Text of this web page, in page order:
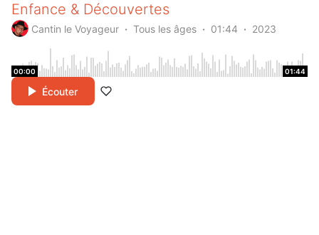
Enfance & Découvertes
Cantin le Voyageur Tous les âges 01:44 2023
00:00 01:44
Écouter